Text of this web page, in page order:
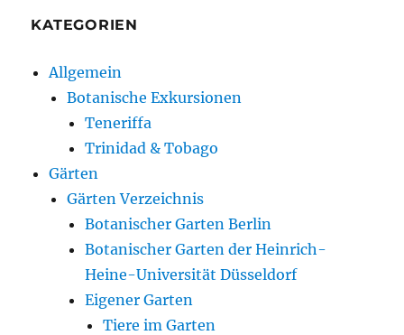
KATEGORIEN
Allgemein
Botanische Exkursionen
Teneriffa
Trinidad & Tobago
Gärten
Gärten Verzeichnis
Botanischer Garten Berlin
Botanischer Garten der Heinrich-
Heine-Universität Düsseldorf
Eigener Garten
Tiere im Garten